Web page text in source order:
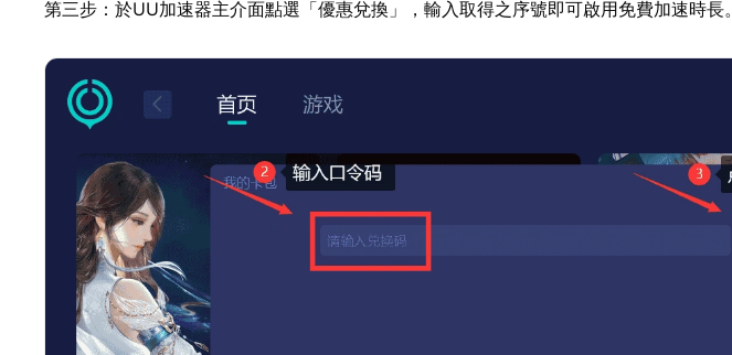
第三步：於UU加速器主介面點選「優惠兌換」，輸入取得之序號即可啟用免費加速時長。